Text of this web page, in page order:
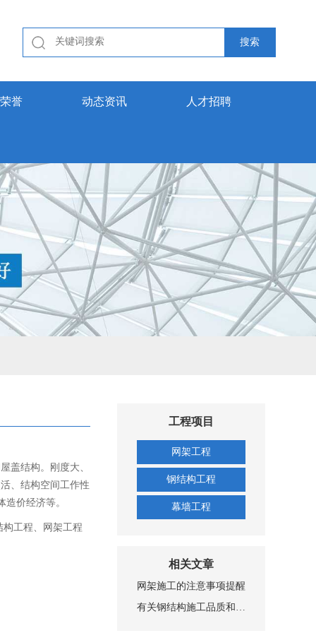
誉 动态资讯 人才招聘
工程项目
网架工程
钢结构工程
幕墙工程
相关文章
网架施工的注意事项提醒
有关钢结构施工品质和安全性的规定
盖结构。刚度大、
、结构空间工作性
价经济等。
工程、网架工程